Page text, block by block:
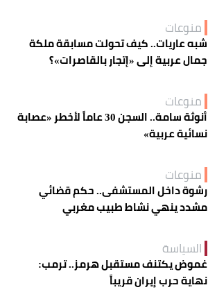
منوعات
شبه عاريات.. كيف تحولت مسابقة ملكة
جمال عربية إلى «إتجار بالقاصرات»؟
منوعات
أنوثة سامة.. السجن 30 عاماً لأخطر «عصابة
نسائية عربية»
منوعات
رشوة داخل المستشفى.. حكم قضائي
مشدد ينهي نشاط طبيب مغربي
السياسة
غموض يكتنف مستقبل هرمز.. ترمب:
نهاية حرب إيران قريباً